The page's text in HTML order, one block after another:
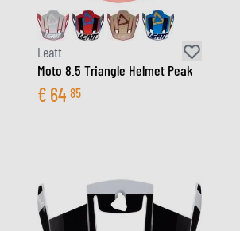
Leatt
Moto 8.5 Triangle Helmet Peak
€ 64 85